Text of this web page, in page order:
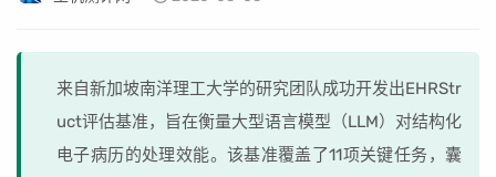
来自新加坡南洋理工大学的研究团队成功开发出EHRStr
uct评估基准，旨在衡量大型语言模型（LLM）对结构化
电子病历的处理效能。该基准覆盖了11项关键任务，囊